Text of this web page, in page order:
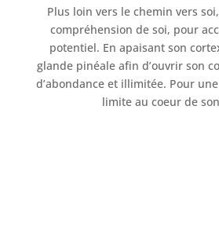
Plus loin vers le chemin vers
compréhension de soi, pour
potentiel. En apaisant son
glande pinéale afin d’ouvrir son
d’abondance et illimitée. Pour
limite au coeur de